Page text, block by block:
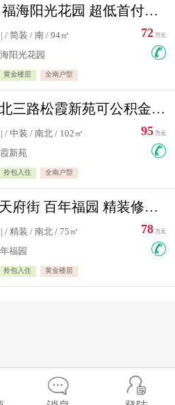
福海路 福海阳光花园 超低首付住宅急售
/ 简装 / 南 / 94㎡
阳光花园
黄金楼层 全南户型
72 万元
松霞路北三路松霞新苑可公积金贷款北小区南北通透住宅急售
/ 中装 / 南北 / 102㎡
新苑
拎包入住 全南户型
95 万元
松霞路天府街 百年福园 精装修住宅急售
/ 精装 / 南北 / 75㎡
福园
拎包入住 黄金楼层
78 万元